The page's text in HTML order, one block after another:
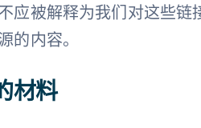
应被解释为我们对这些
的内容。
材料